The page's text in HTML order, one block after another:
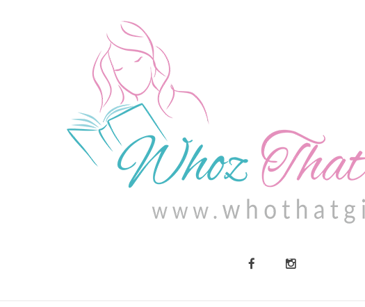
O MNIE